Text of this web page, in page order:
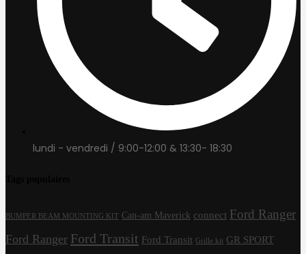
lundi - vendredi / 9:00-12:00 & 13:30- 18:30
BUMPER BEAM MOUNTING KIT Can-am Maverick connect Ford Ranger
Ford Ranger Ford Transit Ford Transit Grille kit GR SPORT